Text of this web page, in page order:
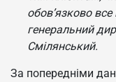
обов’язково
генеральний
Смілянський.
За попередніми